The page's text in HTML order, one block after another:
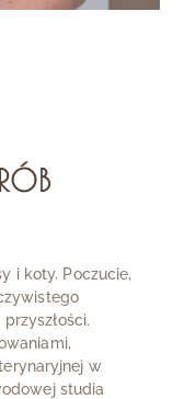
i koty. Poczucie,
w
studia